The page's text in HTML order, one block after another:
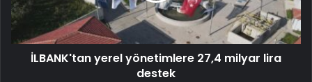
İLBANK'tan yerel yönetimlere 27,4 milyar lira
destek